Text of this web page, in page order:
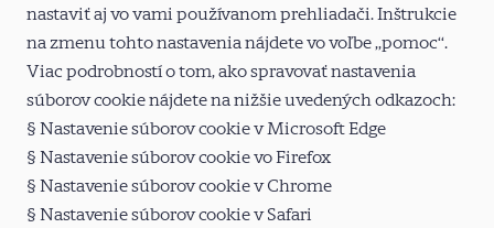
nastaviť aj vo vami používanom prehliadači. Inštrukcie
na zmenu tohto nastavenia nájdete vo voľbe ,,pomoc‘‘.
Viac podrobností o tom, ako spravovať nastavenia
súborov cookie nájdete na nižšie uvedených odkazoch:
§ Nastavenie súborov cookie v Microsoft Edge
§ Nastavenie súborov cookie vo Firefox
§ Nastavenie súborov cookie v Chrome
§ Nastavenie súborov cookie v Safari